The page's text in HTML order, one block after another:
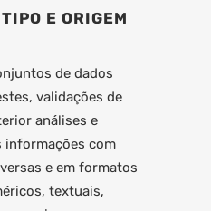
E ORIGEM
de dados
validações de
análises e
informações com
e em formatos
textuais,